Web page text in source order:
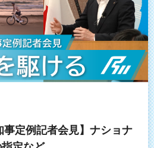
事定例記者会見】ナショナ